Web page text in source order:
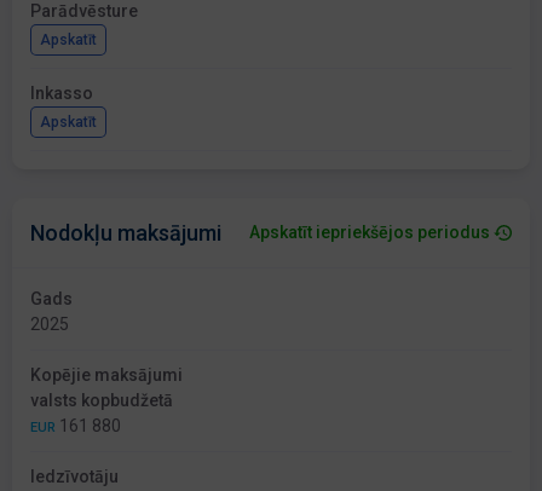
Parādvēsture
Apskatīt
Inkasso
Apskatīt
Nodokļu maksājumi Apskatīt iepriekšējos periodus
Gads
2025
Kopējie maksājumi
valsts kopbudžetā
EUR 161 880
Iedzīvotāju